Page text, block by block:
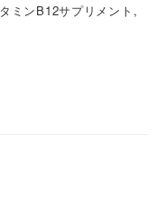
ミンB12サプリメント,